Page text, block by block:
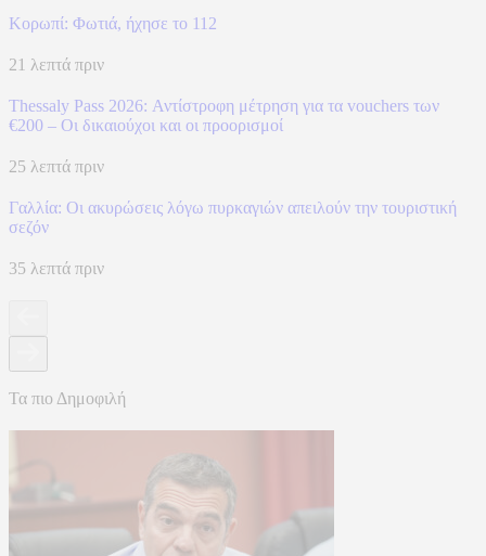
Κορωπί: Φωτιά, ήχησε το 112
21 λεπτά πριν
Thessaly Pass 2026: Αντίστροφη μέτρηση για τα vouchers των
€200 – Οι δικαιούχοι και οι προορισμοί
25 λεπτά πριν
Γαλλία: Οι ακυρώσεις λόγω πυρκαγιών απειλούν την τουριστική
σεζόν
35 λεπτά πριν
Τα πιο Δημοφιλή